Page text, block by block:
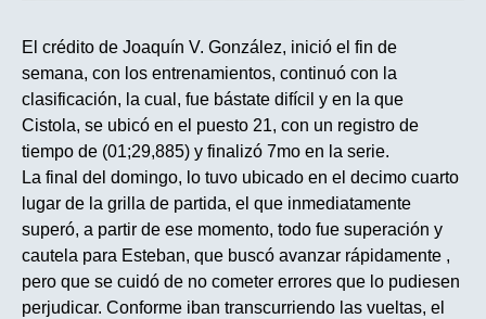
El crédito de Joaquín V. González, inició el fin de
semana, con los entrenamientos, continuó con la
clasificación, la cual, fue bástate difícil y en la que
Cistola, se ubicó en el puesto 21, con un registro de
tiempo de (01;29,885) y finalizó 7mo en la serie.
La final del domingo, lo tuvo ubicado en el decimo cuarto
lugar de la grilla de partida, el que inmediatamente
superó, a partir de ese momento, todo fue superación y
cautela para Esteban, que buscó avanzar rápidamente ,
pero que se cuidó de no cometer errores que lo pudiesen
perjudicar. Conforme iban transcurriendo las vueltas, el